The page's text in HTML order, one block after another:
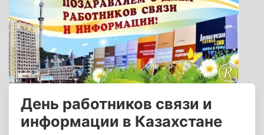
День работников связи и
информации в Казахстане